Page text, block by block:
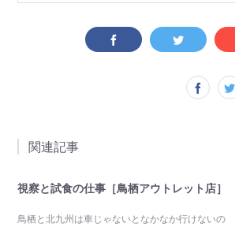
関連記事
視察と試食の仕事［鳥栖アウトレット店］
鳥栖と北九州は車じゃないとなかなか行けないの